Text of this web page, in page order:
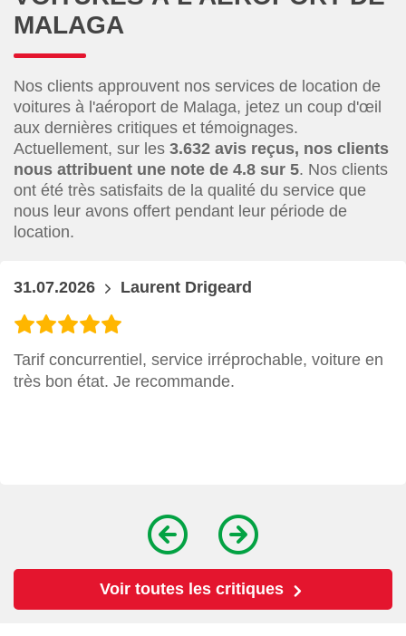
MALAGA
Nos clients approuvent nos services de location de
voitures à l'aéroport de Malaga, jetez un coup d'œil
aux dernières critiques et témoignages.
Actuellement, sur les 3.632 avis reçus, nos clients
nous attribuent une note de 4.8 sur 5. Nos clients
ont été très satisfaits de la qualité du service que
nous leur avons offert pendant leur période de
location.
31.07.2026 Laurent Drigeard
Tarif concurrentiel, service irréprochable, voiture en
très bon état. Je recommande.
Voir toutes les critiques